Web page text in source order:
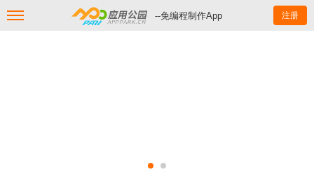
--免编程制作App 注册